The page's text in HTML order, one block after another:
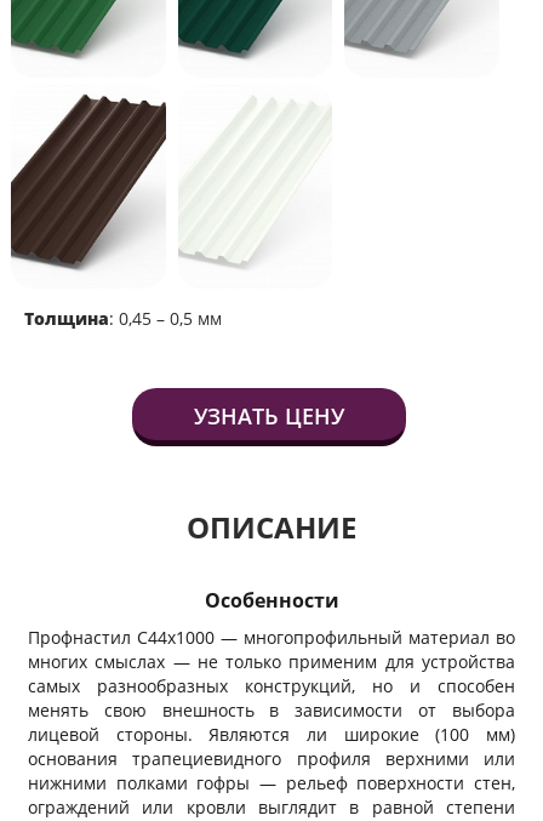
Толщина: 0,45 – 0,5 мм
УЗНАТЬ ЦЕНУ
ОПИСАНИЕ
Особенности
Профнастил С44x1000 — многопрофильный материал во
многих смыслах — не только применим для устройства
самых разнообразных конструкций, но и способен
менять свою внешность в зависимости от выбора
лицевой стороны. Являются ли широкие (100 мм)
основания трапециевидного профиля верхними или
нижними полками гофры — рельеф поверхности стен,
ограждений или кровли выглядит в равной степени